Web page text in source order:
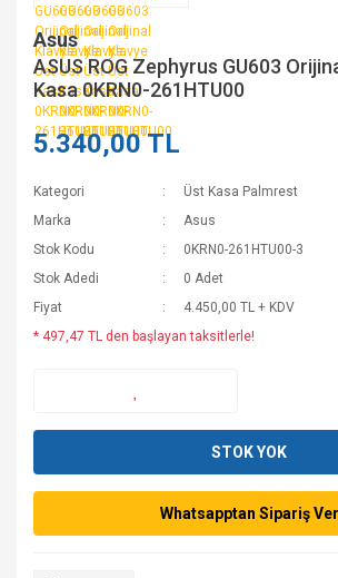
Asus
ASUS ROG Zephyrus GU603
Kasa 0KRN0-261HTU00
5.340,00 TL
Kategori
Üst Kasa Palmrest
Marka
Asus
Stok Kodu
0KRN0-261HTU00-3
Stok Adedi
0 Adet
Fiyat
4.450,00 TL + KDV
* 497,47 TL den başlayan taksitlerle!
STOK YOK
Whatsapptan Sipariş Ver